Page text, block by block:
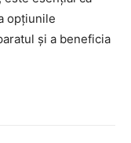
opțiunile
și a beneficia